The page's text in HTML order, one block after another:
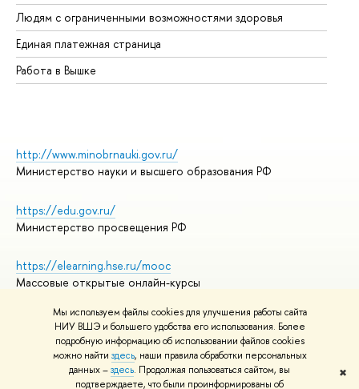
Мы используем файлы cookies для улучшения работы сайта
НИУ ВШЭ и большего удобства его использования. Более
подробную информацию об использовании файлов cookies
можно найти здесь, наши правила обработки персональных
данных –здесь. Продолжая пользоваться сайтом, вы
подтверждаете, что были проинформированы об
✖
Людям с ограниченными возможностями здоровья
Единая платежная страница
Работа в Вышке
http://www.minobrnauki.gov.ru/
Министерство науки и высшего образования РФ
https://edu.gov.ru/
Министерство просвещения РФ
https://elearning.hse.ru/mooc
Массовые открытые онлайн-курсы
© НИУ ВШЭ 1993–2026
Адреса и контакты
Условия использования материалов
Политика конфиденциальности